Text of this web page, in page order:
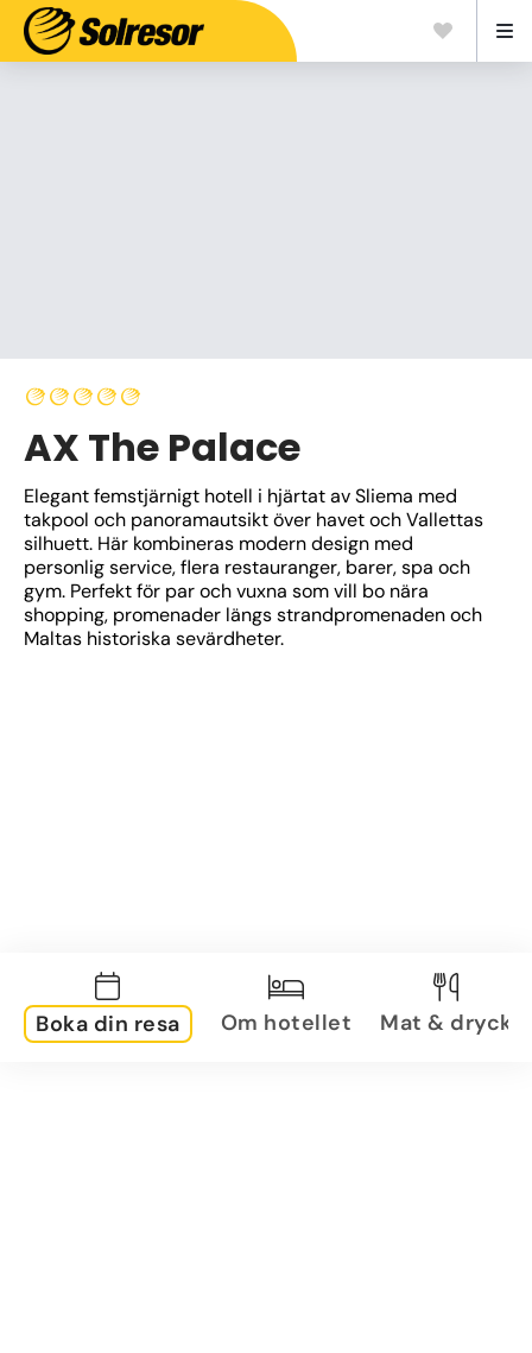
AX The Palace
Elegant femstjärnigt hotell i hjärtat av Sliema med
takpool och panoramautsikt över havet och Vallettas
silhuett. Här kombineras modern design med
personlig service, flera restauranger, barer, spa och
gym. Perfekt för par och vuxna som vill bo nära
shopping, promenader längs strandpromenaden och
Maltas historiska sevärdheter.
Boka din resa Om hotellet Mat & dryck